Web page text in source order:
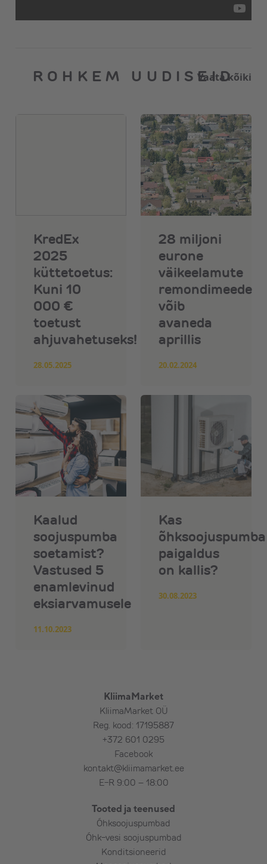
ROHKEM UUDISEID
Vaata kõiki
KredEx
2025
küttetoetus:
Kuni 10
000 €
toetust
ahjuvahetuseks!
28.05.2025
28 miljoni
eurone
väikeelamute
remondimeede
võib
avaneda
aprillis
20.02.2024
Kaalud
soojuspumba
soetamist?
Vastused 5
enamlevinud
eksiarvamusele
11.10.2023
Kas
õhksoojuspumba
paigaldus
on kallis?
30.08.2023
KliimaMarket
KliimaMarket OÜ
Reg. kood: 17195887
+372 601 0295
Facebook
kontakt@kliimamarket.ee
E-R 9:00 – 18:00
Tooted ja teenused
Õhksoojuspumbad
Õhk-vesi soojuspumbad
Konditsioneerid